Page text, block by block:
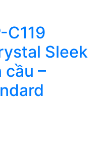
C119
Sleek
cầu –